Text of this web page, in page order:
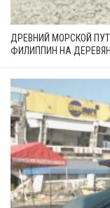
ДРЕВНИЙ МОРСКОЙ
ФИЛИППИН НА